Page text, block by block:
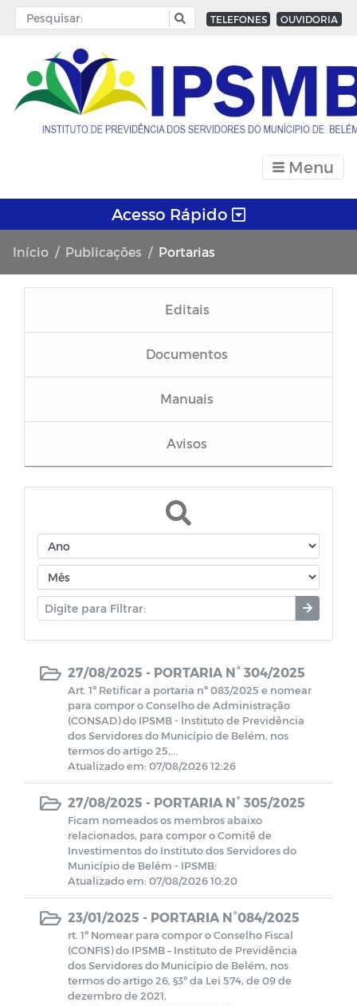
TELEFONES OUVIDORIA
Menu
Acesso Rápido
Início Publicações Portarias
Editais
Documentos
Manuais
Avisos
Portarias
Horários Funcionários
Concurso Público
Campanhas
Diário oficial
Portal do Contribuinte
Atas das Reuniões
Terceirizados
Estagiários
Relatório de Gestão das Atividades
DAIR
27/08/2025 - PORTARIA N° 304/2025
Art. 1º Retificar a portaria nº 083/2025 e nomear
para compor o Conselho de Administração
(CONSAD) do IPSMB - Instituto de Previdência
dos Servidores do Município de Belém, nos
termos do artigo 25,...
Atualizado em: 07/08/2026 12:26
27/08/2025 - PORTARIA N° 305/2025
Ficam nomeados os membros abaixo
relacionados, para compor o Comitê de
Investimentos do Instituto dos Servidores do
Município de Belém - IPSMB:
Atualizado em: 07/08/2026 10:20
23/01/2025 - PORTARIA N°084/2025
rt. 1º Nomear para compor o Conselho Fiscal
(CONFIS) do IPSMB – Instituto de Previdência
dos Servidores do Município de Belém, nos
termos do artigo 26, §3º da Lei 574, de 09 de
dezembro de 2021,